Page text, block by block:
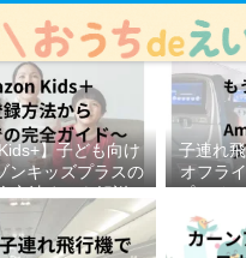
】子ども向け
ンキッズプラスの
方法までを解説ᵕ̈*
子連れ
オフラ
プライ